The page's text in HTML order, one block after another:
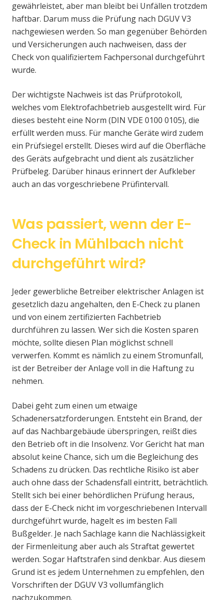
gewährleistet, aber man bleibt bei Unfällen trotzdem
haftbar. Darum muss die Prüfung nach DGUV V3
nachgewiesen werden. So man gegenüber Behörden
und Versicherungen auch nachweisen, dass der
Check von qualifiziertem Fachpersonal durchgeführt
wurde.
Der wichtigste Nachweis ist das Prüfprotokoll,
welches vom Elektrofachbetrieb ausgestellt wird. Für
dieses besteht eine Norm (DIN VDE 0100 0105), die
erfüllt werden muss. Für manche Geräte wird zudem
ein Prüfsiegel erstellt. Dieses wird auf die Oberfläche
des Geräts aufgebracht und dient als zusätzlicher
Prüfbeleg. Darüber hinaus erinnert der Aufkleber
auch an das vorgeschriebene Prüfintervall.
Was passiert, wenn der E-
Check in Mühlbach nicht
durchgeführt wird?
Jeder gewerbliche Betreiber elektrischer Anlagen ist
gesetzlich dazu angehalten, den E-Check zu planen
und von einem zertifizierten Fachbetrieb
durchführen zu lassen. Wer sich die Kosten sparen
möchte, sollte diesen Plan möglichst schnell
verwerfen. Kommt es nämlich zu einem Stromunfall,
ist der Betreiber der Anlage voll in die Haftung zu
nehmen.
Dabei geht zum einen um etwaige
Schadenersatzforderungen. Entsteht ein Brand, der
auf das Nachbargebäude überspringen, reißt dies
den Betrieb oft in die Insolvenz. Vor Gericht hat man
absolut keine Chance, sich um die Begleichung des
Schadens zu drücken. Das rechtliche Risiko ist aber
auch ohne dass der Schadensfall eintritt, beträchtlich.
Stellt sich bei einer behördlichen Prüfung heraus,
dass der E-Check nicht im vorgeschriebenen Intervall
durchgeführt wurde, hagelt es im besten Fall
Bußgelder. Je nach Sachlage kann die Nachlässigkeit
der Firmenleitung aber auch als Straftat gewertet
werden. Sogar Haftstrafen sind denkbar. Aus diesem
Grund ist es jedem Unternehmen zu empfehlen, den
Vorschriften der DGUV V3 vollumfänglich
nachzukommen.